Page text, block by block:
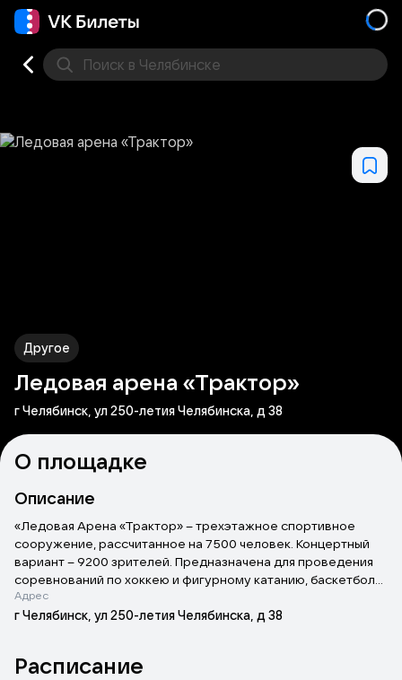
Поиск в Челябинске
Другое
Ледовая арена «Трактор»
г Челябинск, ул 250-летия Челябинска, д 38
О площадке
Описание
«Ледовая Арена «Трактор» – трехэтажное спортивное
сооружение, рассчитанное на 7500 человек. Концертный
вариант – 9200 зрителей. Предназначена для проведения
соревнований по хоккею и фигурному катанию, баскетболу,
волейболу, всем видам борьбы, бальным танцам, гимнастике,
а также для организации концертов/шоу и корпоративных
того, в Ледовой Арене «Трактор» предусмотрена
Адрес
г Челябинск, ул 250-летия Челябинска, д 38
Расписание